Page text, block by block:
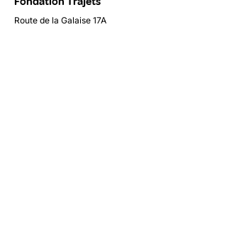
Route de la Galaise 17A